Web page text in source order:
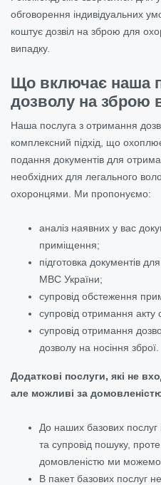
обговорення індивідуальних
коштує дозвіл на зброю для
випадку.
Що включає наша
дозволу на зброю в
Наша послуга з отримання
комплексний підхід, що охоплює
подання документів для
необхідних для легального
охоронцями. Ми пропонуємо:
аналіз наявних у вас
приміщення;
підготовка документів
МВС України;
супровід обстеження
супровід отримання
супровід отримання
дозволу на носіння зброї.
Додаткові послуги, які не
але можливі за
До наших базових
та супровід пошуку,
домовленістю ми можемо
В пакет базових послуг